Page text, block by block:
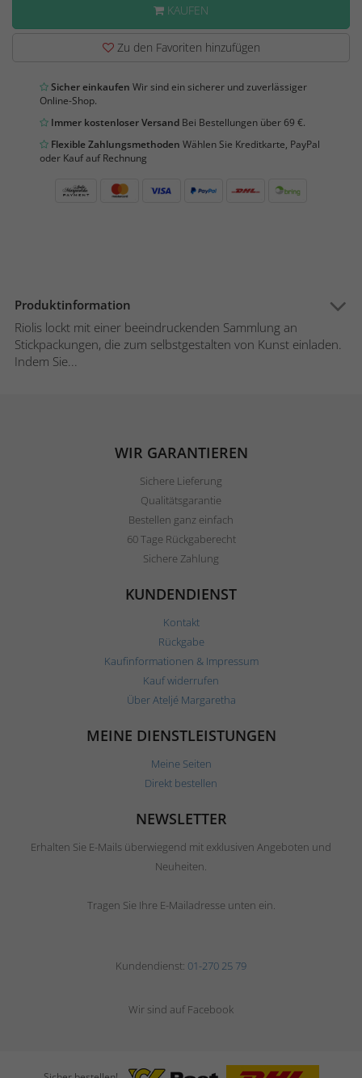
KAUFEN
Zu den Favoriten hinzufügen
Sicher einkaufen Wir sind ein sicherer und zuverlässiger
Online-Shop.
Immer kostenloser Versand Bei Bestellungen über 69 €.
Flexible Zahlungsmethoden Wählen Sie Kreditkarte, PayPal
oder Kauf auf Rechnung
Produktinformation
Riolis lockt mit einer beeindruckenden Sammlung an
Stickpackungen, die zum selbstgestalten von Kunst einladen.
Indem Sie...
WIR GARANTIEREN
Sichere Lieferung
Qualitätsgarantie
Bestellen ganz einfach
60 Tage Rückgaberecht
Sichere Zahlung
KUNDENDIENST
Kontakt
Rückgabe
Kaufinformationen & Impressum
Kauf widerrufen
Über Ateljé Margaretha
MEINE DIENSTLEISTUNGEN
Meine Seiten
Direkt bestellen
NEWSLETTER
Erhalten Sie E-Mails überwiegend mit exklusiven Angeboten und
Neuheiten.
Tragen Sie Ihre E-Mailadresse unten ein.
Kundendienst: 01-270 25 79
Wir sind auf Facebook